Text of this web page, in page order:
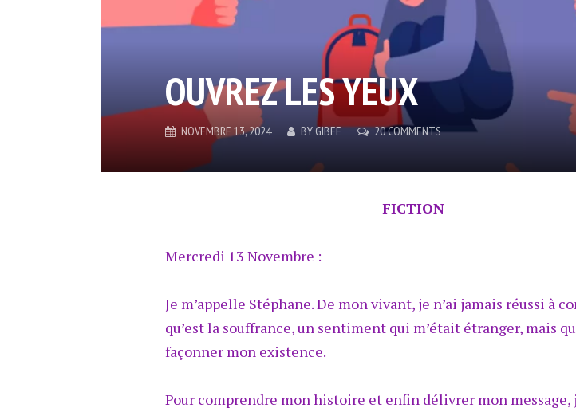
OUVREZ LES YEUX
NOVEMBRE 13, 2024 BYGIBEE 20 COMMENTS
FICTION
Mercredi 13 Novembre :
Je m’appelle Stéphane. De mon vivant, je n’ai jamais réussi à
qu’est la souffrance, un sentiment qui m’était étranger, mais
façonner mon existence.
Pour comprendre mon histoire et enfin délivrer mon message,